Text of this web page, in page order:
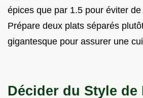
épices que par 1.5 pour éviter
Prépare deux plats séparés
gigantesque pour assurer une
Décider du Style de